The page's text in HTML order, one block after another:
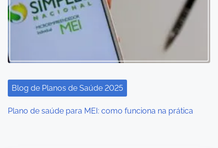
Blog de Planos de Saúde 2025
Plano de saúde para MEI: como funciona na prática